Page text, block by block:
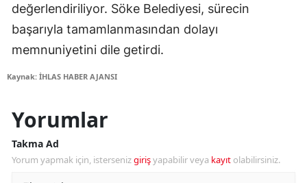
değerlendiriliyor. Söke Belediyesi, sürecin
başarıyla tamamlanmasından dolayı
memnuniyetini dile getirdi.
Kaynak: İHLAS HABER AJANSI
Yorumlar
Takma Ad
Yorum yapmak için, istersenizgirişyapabilir veya kayıt olabilirsiniz.